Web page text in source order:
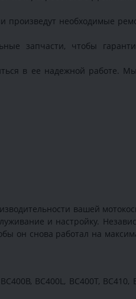
произведут необходимые
запчасти, чтобы
в ее надежной работе.
вашей
и настройку.
он снова работал на
BC400L, BC400T, BC410,